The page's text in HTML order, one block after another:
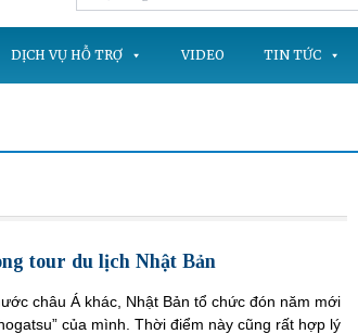
DỊCH VỤ HỖ TRỢ VIDEO TIN TỨC
tour du lịch Nhật Bản
châu Á khác, Nhật Bản tổ chức đón năm mới
của mình. Thời điểm này cũng rất hợp lý